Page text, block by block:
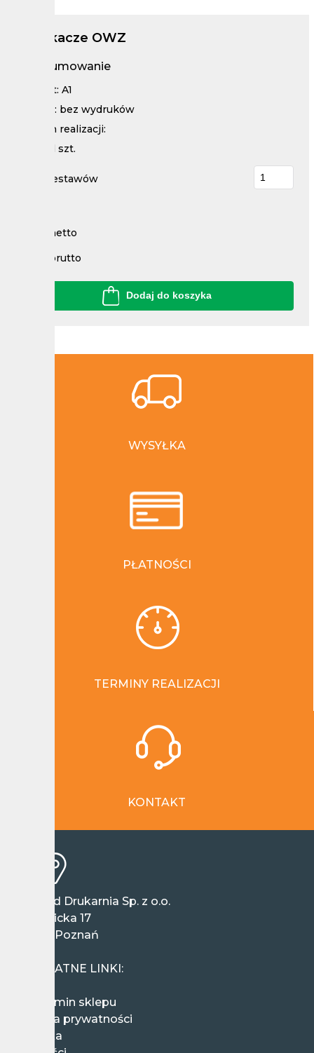
Potykacze OWZ
Podsumowanie
Format: A1
Rodzaj: bez wydruków
Termin realizacji:
Nakład szt.
Ilość zestawów
Cena netto
Cena brutto
Dodaj do koszyka
WYSYŁKA
PŁATNOŚCI
TERMINY REALIZACJI
KONTAKT
Wieland Drukarnia Sp. z o.o.
ul. Ziębicka 17
60-164 Poznań
PRZYDATNE LINKI:
Regulamin sklepu
Polityka prywatności
Wysyłka